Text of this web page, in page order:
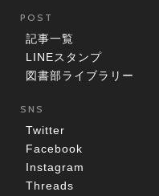
POST
記事一覧
LINEスタンプ
図書部ライブラリー
SNS
Twitter
Facebook
Instagram
Threads